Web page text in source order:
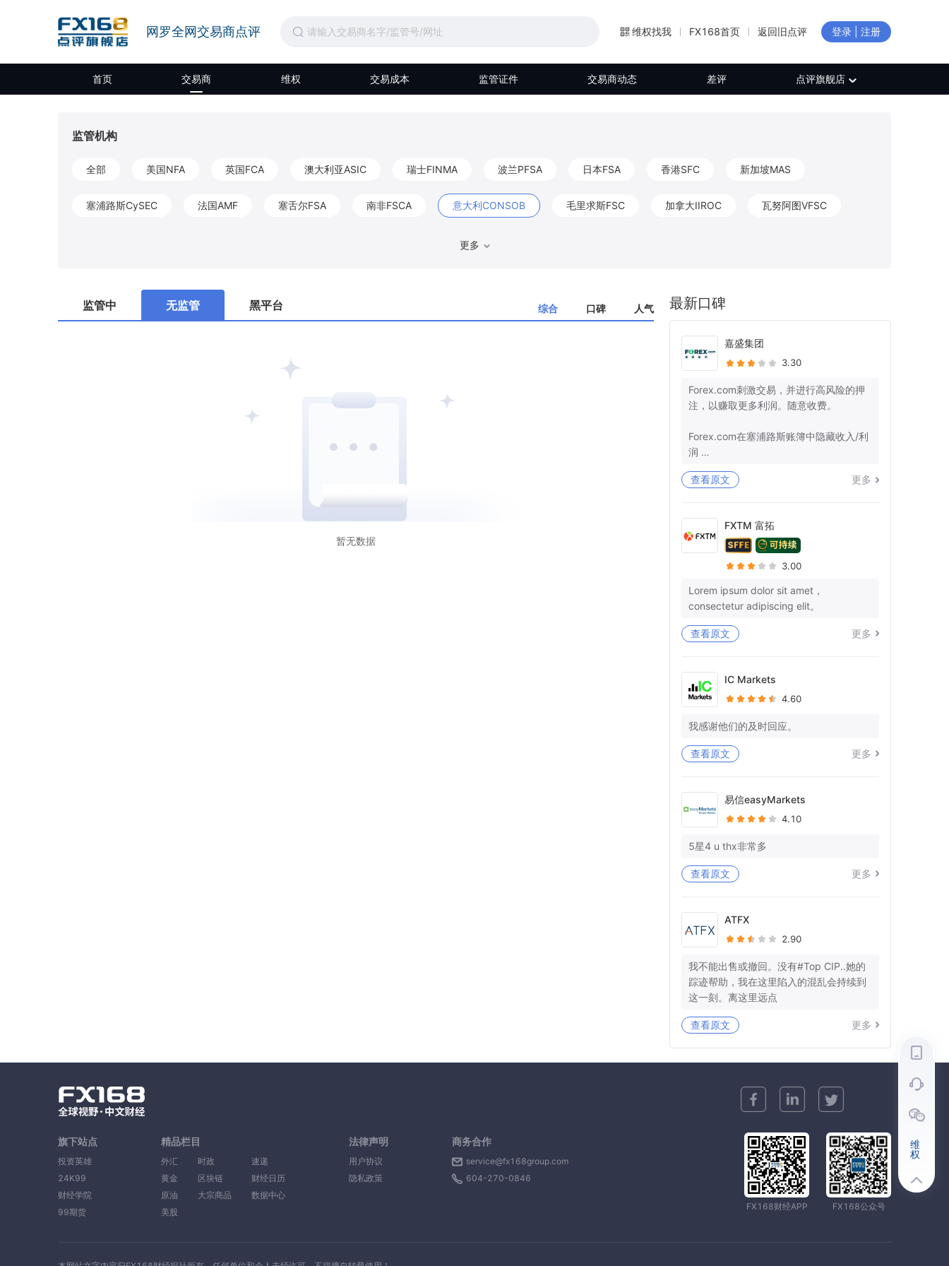
网罗全网交易商点评 维权找我 FX168首页 返回旧点评 登录 | 注册
首页 交易商 维权 交易成本 监管证件 交易商动态 差评 点评旗舰店
监管机构
全部 美国NFA 英国FCA 澳大利亚ASIC 瑞士FINMA 波兰PFSA 日本FSA 香港SFC 新加坡MAS
塞浦路斯CySEC 法国AMF 塞舌尔FSA 南非FSCA 意大利CONSOB 毛里求斯FSC 加拿大IIROC 瓦努阿图VFSC
伯利兹FSC
马耳他MFSA 柬埔寨SERC 拉脱维亚FKTK 阿布扎比FSRA 白俄罗斯NBRB
更多
监管中 无监管 黑平台 综合 口碑 人气
暂无数据
最新口碑
嘉盛集团
3.30
Forex.com刺激交易，并进行高风险的押
注，以赚取更多利润。随意收费。
Forex.com在塞浦路斯账簿中隐藏收入/利
润
+监管机构确保那里的管辖权。
-欧盟：第25条
我有10多个参考号码，而不是我的钱。你
3月29日，我们就退款清关和结束所有后
续行动达成了明确的协议。
户中什么都没有处理。
你又在愚弄我，在拖延时间。
重！！
我仍在等待我的WISE账户中23K+EU的全
还被告知提供宝洁L的对账单，因为您的单
方面账户关闭，也无法访问这些对账单。
阿比谢克
查看原文 更多
FXTM 富拓
3.00
Lorem ipsum dolor sit amet，
consectetur adipiscing elit。
查看原文 更多
IC Markets
4.60
我感谢他们的及时回应。
查看原文 更多
易信easyMarkets
4.10
5星4 u thx非常多
查看原文 更多
ATFX
2.90
我不能出售或撤回。没有#Top CIP..她的
踪迹帮助，我在这里陷入的混乱会持续到
这一刻。离这里远点
查看原文 更多
旗下站点
投资英雄
24K99
财经学院
99期货
精品栏目
外汇 时政
速递
黄金
区块链
财经日历
原油
大宗商品
数据中心
美股
法律声明
用户协议
隐私政策
商务合作
service@fx168group.com
604-270-0846
FX168财经APP FX168公众号
维
权